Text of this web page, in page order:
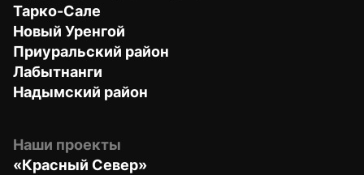
Тарко-Сале
Новый Уренгой
Приуральский район
Лабытнанги
Надымский район
Наши проекты
«Красный Север»